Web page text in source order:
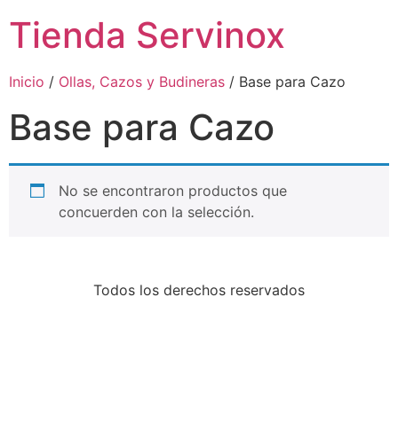
Tienda Servinox
Inicio / Ollas, Cazos y Budineras / Base para Cazo
Base para Cazo
No se encontraron productos que
concuerden con la selección.
Todos los derechos reservados